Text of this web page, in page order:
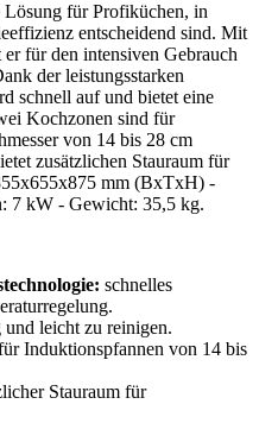
für Profiküchen, in
entscheidend sind. Mit
für den intensiven Gebrauch
der leistungsstarken
schnell auf und bietet eine
Kochzonen sind für
von 14 bis 28 cm
zusätzlichen Stauraum für
mm (BxTxH) -
7 kW - Gewicht: 35,5 kg.
schnelles
und leicht zu reinigen.
Induktionspfannen von 14 bis
Stauraum für